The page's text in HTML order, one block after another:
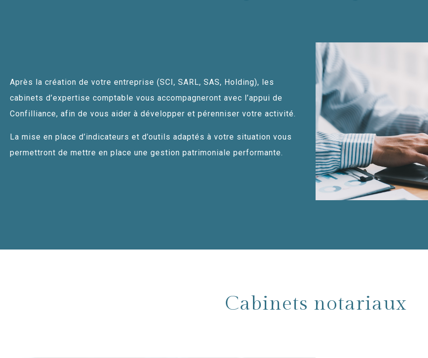
Après la création de votre entreprise (SCI, SARL, SAS, Holding), les
cabinets d’expertise comptable vous accompagneront avec l’appui de
Confilliance, afin de vous aider à développer et pérenniser votre activité.
La mise en place d’indicateurs et d’outils adaptés à votre situation vous
permettront de mettre en place une gestion patrimoniale performante.
Cabinets notariaux